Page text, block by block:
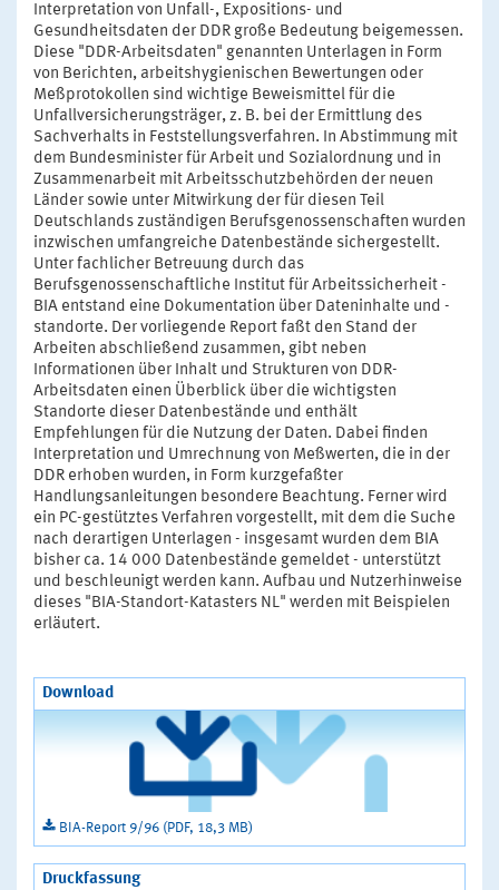
Interpretation von Unfall-, Expositions- und
Gesundheitsdaten der DDR große Bedeutung beigemessen.
Diese "DDR-Arbeitsdaten" genannten Unterlagen in Form
von Berichten, arbeitshygienischen Bewertungen oder
Meßprotokollen sind wichtige Beweismittel für die
Unfallversicherungsträger, z. B. bei der Ermittlung des
Sachverhalts in Feststellungsverfahren. In Abstimmung mit
dem Bundesminister für Arbeit und Sozialordnung und in
Zusammenarbeit mit Arbeitsschutzbehörden der neuen
Länder sowie unter Mitwirkung der für diesen Teil
Deutschlands zuständigen Berufsgenossenschaften wurden
inzwischen umfangreiche Datenbestände sichergestellt.
Unter fachlicher Betreuung durch das
Berufsgenossenschaftliche Institut für Arbeitssicherheit -
BIA entstand eine Dokumentation über Dateninhalte und -
standorte. Der vorliegende Report faßt den Stand der
Arbeiten abschließend zusammen, gibt neben
Informationen über Inhalt und Strukturen von DDR-
Arbeitsdaten einen Überblick über die wichtigsten
Standorte dieser Datenbestände und enthält
Empfehlungen für die Nutzung der Daten. Dabei finden
Interpretation und Umrechnung von Meßwerten, die in der
DDR erhoben wurden, in Form kurzgefaßter
Handlungsanleitungen besondere Beachtung. Ferner wird
ein PC-gestütztes Verfahren vorgestellt, mit dem die Suche
nach derartigen Unterlagen - insgesamt wurden dem BIA
bisher ca. 14 000 Datenbestände gemeldet - unterstützt
und beschleunigt werden kann. Aufbau und Nutzerhinweise
dieses "BIA-Standort-Katasters NL" werden mit Beispielen
erläutert.
Download
BIA-Report 9/96 (PDF, 18,3 MB)
Druckfassung